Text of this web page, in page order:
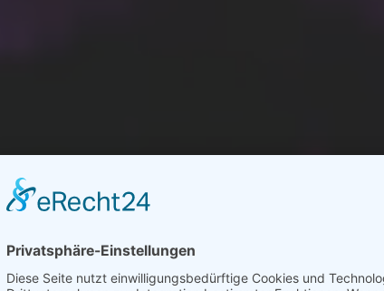
.
vernetzt